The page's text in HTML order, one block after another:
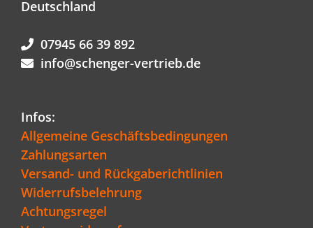
Deutschland
07945 66 39 892
info@schenger-vertrieb.de
Infos:
Allgemeine Geschäftsbedingungen
Zahlungsarten
Versand- und Rückgaberichtlinien
Widerrufsbelehrung
Achtungsregel